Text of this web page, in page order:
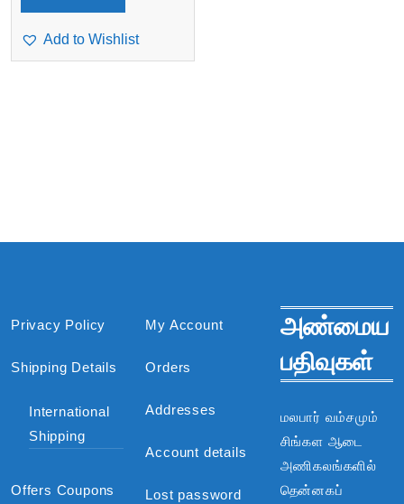
Add to Wishlist
Privacy Policy
Shipping Details
International
Shipping
Offers Coupons
My Account
Orders
Addresses
Account details
Lost password
அண்மைய
பதிவுகள்
மலபார் வம்சமும்
சிங்கள ஆடை
அணிகலங்களில்
தென்னகப்